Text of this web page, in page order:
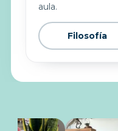
aula.
Filosofía